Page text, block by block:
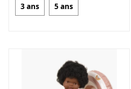
3 ans 5 ans